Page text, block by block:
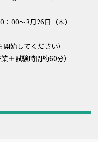
00～3月26日（木）
始してください）
＋試験時間約60分）